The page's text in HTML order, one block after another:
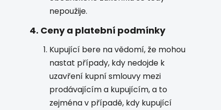
nepoužije.
4. Ceny a platební podmínky
Kupující bere na vědomí, že mohou
nastat případy, kdy nedojde k
uzavření kupní smlouvy mezi
prodávajícím a kupujícím, a to
zejména v případě, kdy kupující